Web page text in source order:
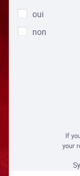
oui
non
If
your